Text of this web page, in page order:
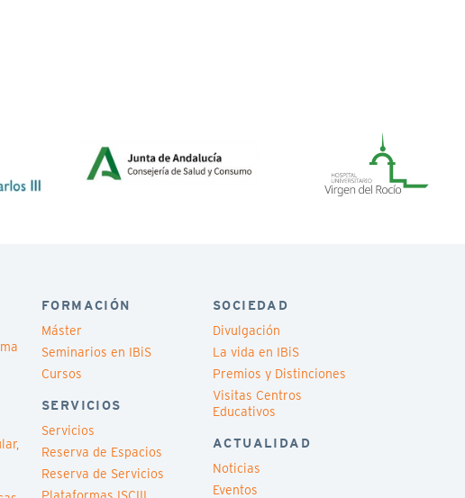
FORMACIÓN
Máster
Seminarios en IBiS
Cursos
SERVICIOS
Servicios
Reserva de Espacios
Reserva de Servicios
SOCIEDAD
Divulgación
La vida en IBiS
Premios y Distinciones
Visitas Centros
Educativos
ACTUALIDAD
Noticias
Eventos